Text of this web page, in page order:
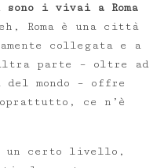
i vivai a Roma
Roma è una città
collegata e a
parte – oltre ad
mondo – offre
ce n’è
un certo livello,